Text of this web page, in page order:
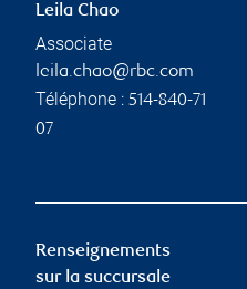
Leila Chao
Associate
leila.chao@rbc.com
Téléphone : 514-840-71
07
Renseignements
sur la succursale